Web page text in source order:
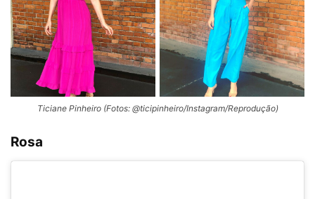
Ticiane Pinheiro (Fotos: @ticipinheiro/Instagram/Reprodução)
Rosa